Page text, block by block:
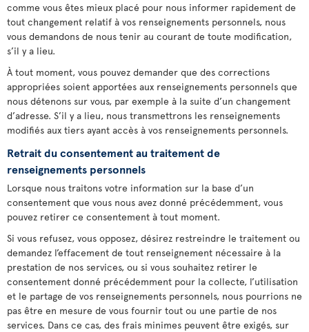
comme vous êtes mieux placé pour nous informer rapidement de
tout changement relatif à vos renseignements personnels, nous
vous demandons de nous tenir au courant de toute modification,
s’il y a lieu.
À tout moment, vous pouvez demander que des corrections
appropriées soient apportées aux renseignements personnels que
nous détenons sur vous, par exemple à la suite d’un changement
d’adresse. S’il y a lieu, nous transmettrons les renseignements
modifiés aux tiers ayant accès à vos renseignements personnels.
Retrait du consentement au traitement de
renseignements personnels
Lorsque nous traitons votre information sur la base d’un
consentement que vous nous avez donné précédemment, vous
pouvez retirer ce consentement à tout moment.
Si vous refusez, vous opposez, désirez restreindre le traitement ou
demandez l’effacement de tout renseignement nécessaire à la
prestation de nos services, ou si vous souhaitez retirer le
consentement donné précédemment pour la collecte, l’utilisation
et le partage de vos renseignements personnels, nous pourrions ne
pas être en mesure de vous fournir tout ou une partie de nos
services. Dans ce cas, des frais minimes peuvent être exigés, sur